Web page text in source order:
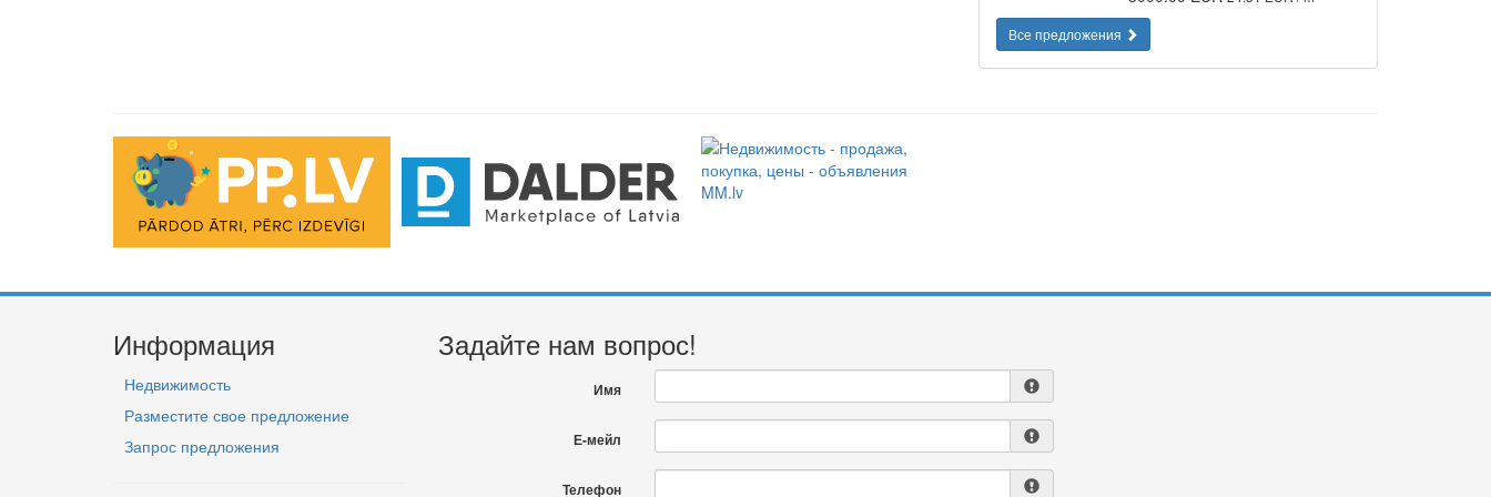
Все предложения
Информация
Недвижимость
Разместите свое предложение
Запрос предложения
Задайте нам вопрос!
Имя
Е-мейл
Телефон